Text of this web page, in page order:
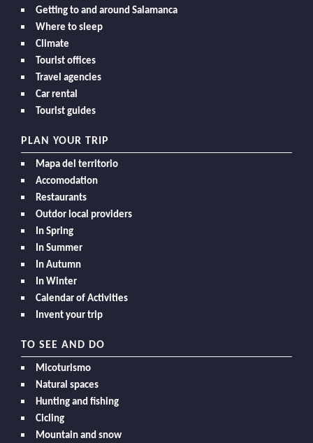
Getting to and around Salamanca
Where to sleep
Climate
Tourist offices
Travel agencies
Car rental
Tourist guides
PLAN YOUR TRIP
Mapa del territorio
Accomodation
Restaurants
Outdor local providers
In Spring
In Summer
In Autumn
In Winter
Calendar of Activities
Invent your trip
TO SEE AND DO
Micoturismo
Natural spaces
Hunting and fishing
Cicling
Mountain and snow